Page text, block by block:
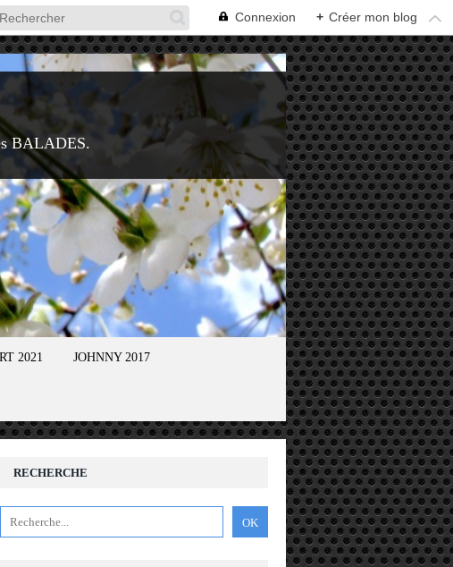
Connexion + Créer mon blog
BALADES.
2021 JOHNNY 2017
RECHERCHE